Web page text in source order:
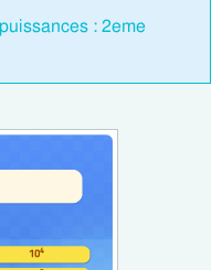
: 2eme